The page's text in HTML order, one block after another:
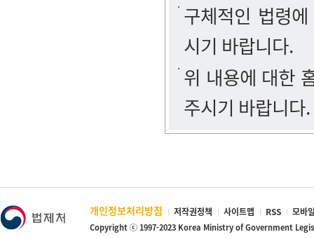
구체적인 법령
시기 바랍니다.
위 내용에 대한
주시기 바랍니다.
개인정보처리방침 저작권정책 사이트맵 RSS 모바
Copyright ⓒ 1997-2023 Korea Ministry of Government